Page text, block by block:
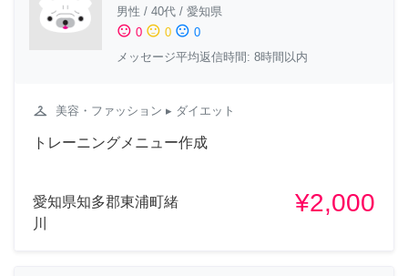
男性 / 40代 / 愛知県
sentiment_satisfied 0 sentiment_neutral 0 sentiment_dissatisfied 0
メッセージ平均返信時間: 8時間以内
checkroom 美容・ファッション ▸ ダイエット
トレーニングメニュー作成
愛知県知多郡東浦町緒
川
¥2,000